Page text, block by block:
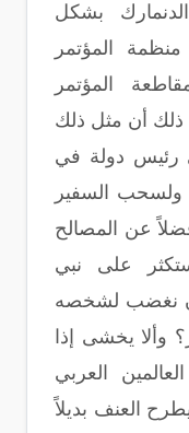
بشكل
المؤتمر
المؤتمر
ذلك أن مثل ذلك
رئيس دولة في
ولسحب السفير
عن المصالح
على نبي
أن نغضب لشخصه
وألا يخشى إذا
العربي
العنف بديلاً